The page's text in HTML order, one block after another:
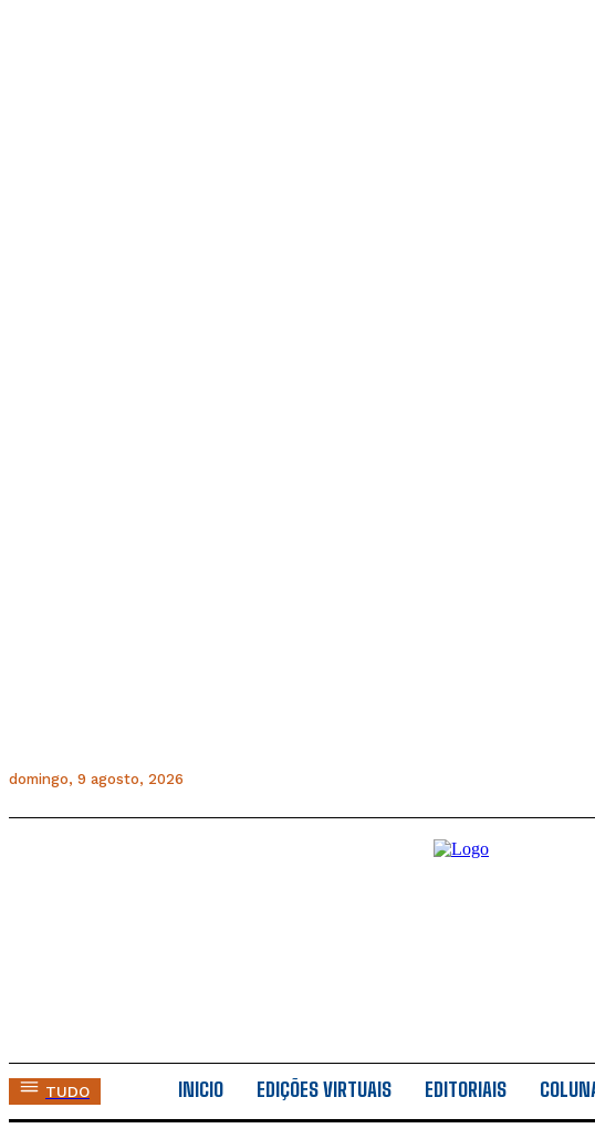
domingo, 9 agosto, 2026
TUDO INICIO EDIÇÕES VIRTUAIS EDITORIAIS